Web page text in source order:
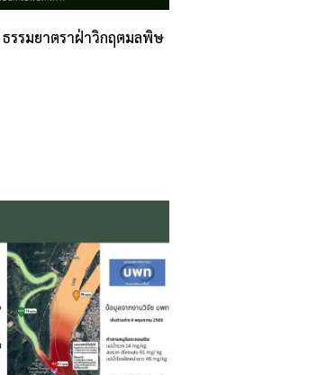
รรมยาตราฝ่าวิกฤตมลพิษ